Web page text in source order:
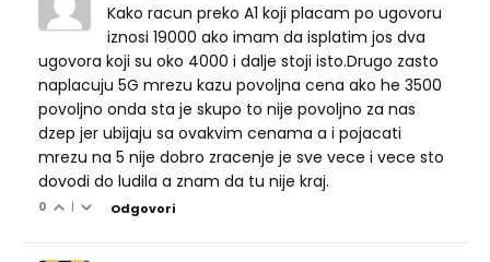
Kako racun preko A1 koji placam po ugovoru
iznosi 19000 ako imam da isplatim jos dva
ugovora koji su oko 4000 i dalje stoji isto.Drugo zasto
naplacuju 5G mrezu kazu povoljna cena ako he 3500
povoljno onda sta je skupo to nije povoljno za nas
dzep jer ubijaju sa ovakvim cenama a i pojacati
mrezu na 5 nije dobro zracenje je sve vece i vece sto
dovodi do ludila a znam da tu nije kraj.
0 | Odgovori